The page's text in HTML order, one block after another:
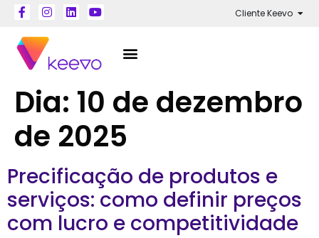
Cliente Keevo
Dia: 10 de dezembro
de 2025
Precificação de produtos e
serviços: como definir preços
com lucro e competitividade